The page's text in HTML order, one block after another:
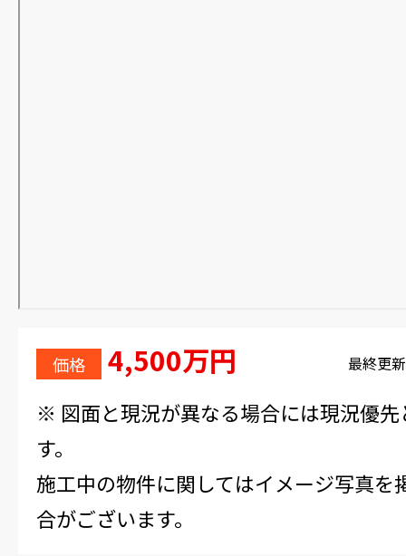
価格 4,500万円 最終更
※ 図面と現況が異なる場合には現況優
す。
施工中の物件に関してはイメージ写真を
合がございます。